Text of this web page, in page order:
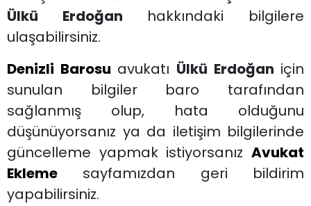
Ülkü Erdoğan hakkındaki bilgilere
ulaşabilirsiniz.
Denizli Barosu avukatı Ülkü Erdoğan için
sunulan bilgiler baro tarafından
sağlanmış olup, hata olduğunu
düşünüyorsanız ya da iletişim bilgilerinde
güncelleme yapmak istiyorsanız Avukat
Ekleme sayfamızdan geri bildirim
yapabilirsiniz.